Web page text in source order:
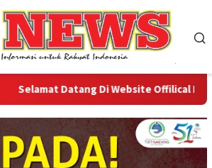
Selamat Datang Di Website Offilical PI-